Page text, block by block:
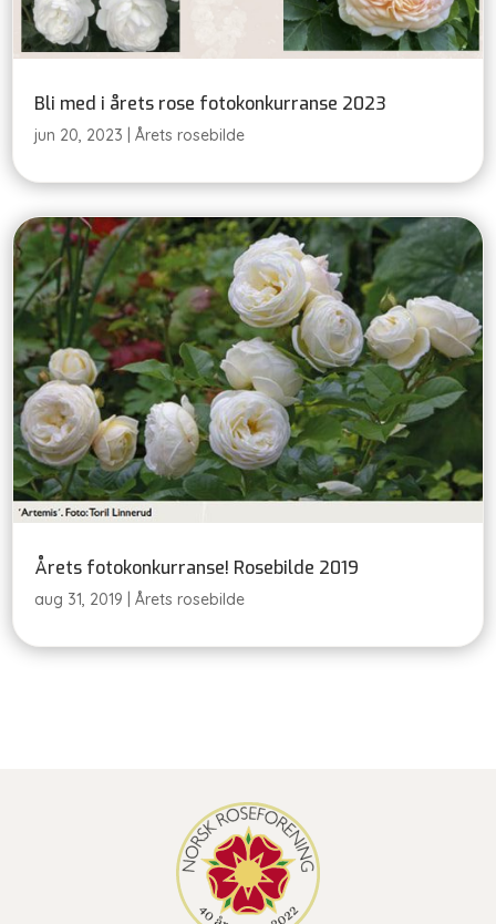
Bli med i årets rose fotokonkurranse 2023
jun 20, 2023 |Årets rosebilde
Årets fotokonkurranse! Rosebilde 2019
aug 31, 2019 |Årets rosebilde